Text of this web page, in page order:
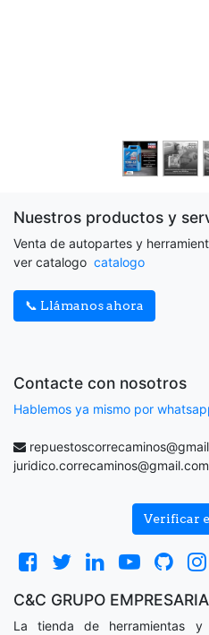
Nuestros productos y
Venta de autopartes y
ver catalogo catalogo
📞 Llámanos ahora
Contacte con nosotros
Hablemos ya mismo por
juridico.correcaminos@gmail.com
Verificar
C&C GRUPO
La tienda de herramientas